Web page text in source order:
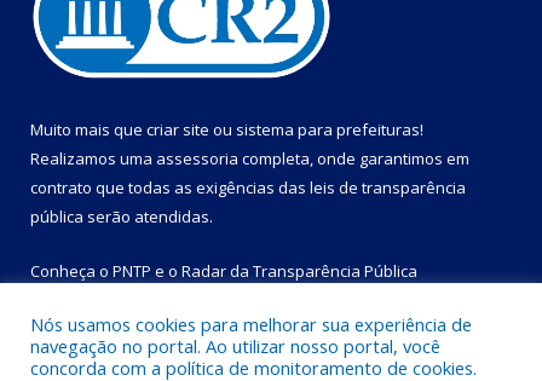
Muito mais que criar site ou sistema para prefeituras!
Realizamos uma assessoria completa, onde garantimos em
contrato que todas as exigências das leis de transparência
pública serão atendidas.
Conheça o PNTP e o Radar da Transparência Pública
Nós usamos cookies para melhorar sua experiência de
navegação no portal. Ao utilizar nosso portal, você
concorda com a política de monitoramento de cookies.